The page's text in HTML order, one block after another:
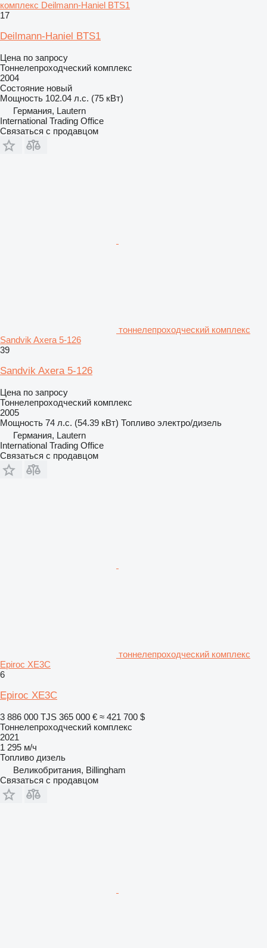
комплекс Deilmann-Haniel BTS1
17
Deilmann-Haniel BTS1
Цена по запросу
Тоннелепроходческий комплекс
2004
Состояние новый
Мощность 102.04 л.с. (75 кВт)
Германия, Lautern
International Trading Office
Связаться с продавцом
тоннелепроходческий комплекс
Sandvik Axera 5-126
39
Sandvik Axera 5-126
Цена по запросу
Тоннелепроходческий комплекс
2005
Мощность 74 л.с. (54.39 кВт) Топливо электро/дизель
Германия, Lautern
International Trading Office
Связаться с продавцом
тоннелепроходческий комплекс
Epiroc XE3C
6
Epiroc XE3C
3 886 000 TJS 365 000 € ≈ 421 700 $
Тоннелепроходческий комплекс
2021
1 295 м/ч
Топливо дизель
Великобритания, Billingham
Связаться с продавцом